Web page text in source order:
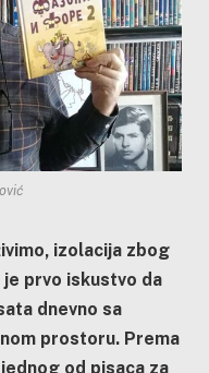
izolacija zbog
prvo iskustvo da
dnevno sa
prostoru. Prema
od pisaca za